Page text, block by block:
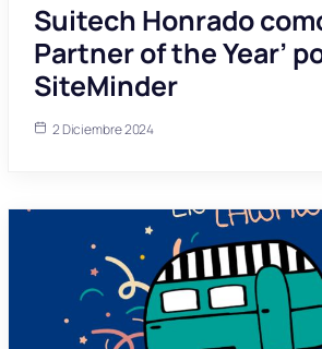
Suitech Honrado
Partner of the Year’
SiteMinder
2 Diciembre 2024